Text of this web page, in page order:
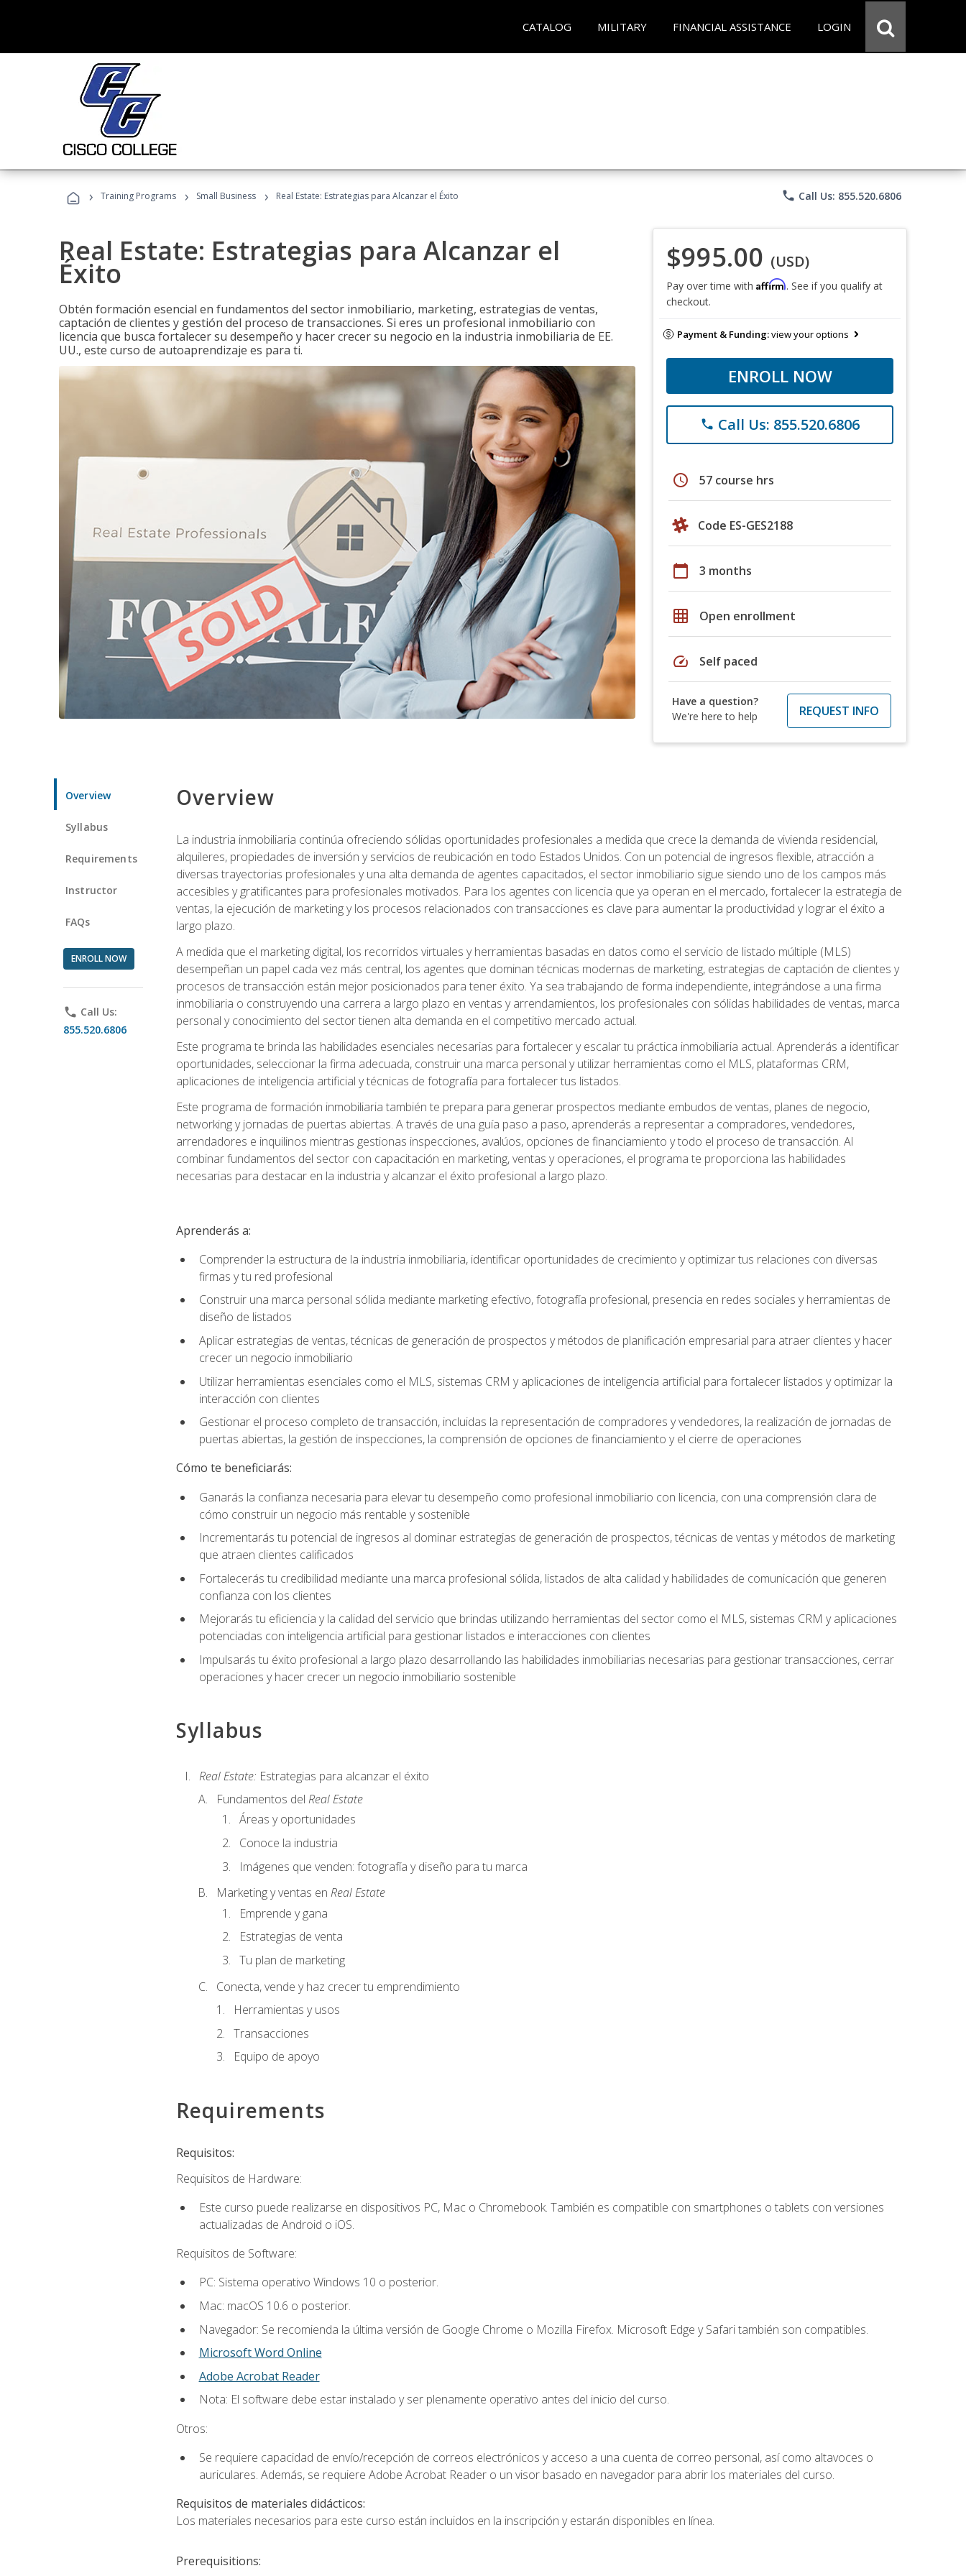
CATALOG MILITARY FINANCIAL ASSISTANCE LOGIN
› Training Programs › Small Business › Real Estate: Estrategias para Alcanzar el Éxito phone Call Us: 855.520.6806
Real Estate: Estrategias para Alcanzar el
Éxito
Obtén formación esencial en fundamentos del sector inmobiliario, marketing, estrategias de ventas,
captación de clientes y gestión del proceso de transacciones. Si eres un profesional inmobiliario con
licencia que busca fortalecer su desempeño y hacer crecer su negocio en la industria inmobiliaria de EE.
UU., este curso de autoaprendizaje es para ti.
$995.00 (USD)
Pay over time with Affirm. See if you qualify at
checkout.
Payment & Funding:view your options
ENROLL NOW
phone Call Us: 855.520.6806
schedule 57 course hrs
Code ES-GES2188
calendar_today 3 months
grid_on Open enrollment
speed Self paced
Have a question?
We're here to help
REQUEST INFO
Overview
Syllabus
Requirements
Instructor
FAQs
ENROLL NOW
phone Call Us:
855.520.6806
Overview
La industria inmobiliaria continúa ofreciendo sólidas oportunidades profesionales a medida que crece la demanda de vivienda residencial,
alquileres, propiedades de inversión y servicios de reubicación en todo Estados Unidos. Con un potencial de ingresos flexible, atracción a
diversas trayectorias profesionales y una alta demanda de agentes capacitados, el sector inmobiliario sigue siendo uno de los campos más
accesibles y gratificantes para profesionales motivados. Para los agentes con licencia que ya operan en el mercado, fortalecer la estrategia de
ventas, la ejecución de marketing y los procesos relacionados con transacciones es clave para aumentar la productividad y lograr el éxito a
largo plazo.
A medida que el marketing digital, los recorridos virtuales y herramientas basadas en datos como el servicio de listado múltiple (MLS)
desempeñan un papel cada vez más central, los agentes que dominan técnicas modernas de marketing, estrategias de captación de clientes y
procesos de transacción están mejor posicionados para tener éxito. Ya sea trabajando de forma independiente, integrándose a una firma
inmobiliaria o construyendo una carrera a largo plazo en ventas y arrendamientos, los profesionales con sólidas habilidades de ventas, marca
personal y conocimiento del sector tienen alta demanda en el competitivo mercado actual.
Este programa te brinda las habilidades esenciales necesarias para fortalecer y escalar tu práctica inmobiliaria actual. Aprenderás a identificar
oportunidades, seleccionar la firma adecuada, construir una marca personal y utilizar herramientas como el MLS, plataformas CRM,
aplicaciones de inteligencia artificial y técnicas de fotografía para fortalecer tus listados.
Este programa de formación inmobiliaria también te prepara para generar prospectos mediante embudos de ventas, planes de negocio,
networking y jornadas de puertas abiertas. A través de una guía paso a paso, aprenderás a representar a compradores, vendedores,
arrendadores e inquilinos mientras gestionas inspecciones, avalúos, opciones de financiamiento y todo el proceso de transacción. Al
combinar fundamentos del sector con capacitación en marketing, ventas y operaciones, el programa te proporciona las habilidades
necesarias para destacar en la industria y alcanzar el éxito profesional a largo plazo.
Aprenderás a:
Comprender la estructura de la industria inmobiliaria, identificar oportunidades de crecimiento y optimizar tus relaciones con diversas
firmas y tu red profesional
Construir una marca personal sólida mediante marketing efectivo, fotografía profesional, presencia en redes sociales y herramientas de
diseño de listados
Aplicar estrategias de ventas, técnicas de generación de prospectos y métodos de planificación empresarial para atraer clientes y hacer
crecer un negocio inmobiliario
Utilizar herramientas esenciales como el MLS, sistemas CRM y aplicaciones de inteligencia artificial para fortalecer listados y optimizar la
interacción con clientes
Gestionar el proceso completo de transacción, incluidas la representación de compradores y vendedores, la realización de jornadas de
puertas abiertas, la gestión de inspecciones, la comprensión de opciones de financiamiento y el cierre de operaciones
Cómo te beneficiarás:
Ganarás la confianza necesaria para elevar tu desempeño como profesional inmobiliario con licencia, con una comprensión clara de
cómo construir un negocio más rentable y sostenible
Incrementarás tu potencial de ingresos al dominar estrategias de generación de prospectos, técnicas de ventas y métodos de marketing
que atraen clientes calificados
Fortalecerás tu credibilidad mediante una marca profesional sólida, listados de alta calidad y habilidades de comunicación que generen
confianza con los clientes
Mejorarás tu eficiencia y la calidad del servicio que brindas utilizando herramientas del sector como el MLS, sistemas CRM y aplicaciones
potenciadas con inteligencia artificial para gestionar listados e interacciones con clientes
Impulsarás tu éxito profesional a largo plazo desarrollando las habilidades inmobiliarias necesarias para gestionar transacciones, cerrar
operaciones y hacer crecer un negocio inmobiliario sostenible
Syllabus
Real Estate: Estrategias para alcanzar el éxito
Fundamentos del Real Estate
Áreas y oportunidades
Conoce la industria
Imágenes que venden: fotografía y diseño para tu marca
Marketing y ventas en Real Estate
Emprende y gana
Estrategias de venta
Tu plan de marketing
Conecta, vende y haz crecer tu emprendimiento
Herramientas y usos
Transacciones
Equipo de apoyo
Requirements
Requisitos:
Requisitos de Hardware:
Este curso puede realizarse en dispositivos PC, Mac o Chromebook. También es compatible con smartphones o tablets con versiones
actualizadas de Android o iOS.
Requisitos de Software:
PC: Sistema operativo Windows 10 o posterior.
Mac: macOS 10.6 o posterior.
Navegador: Se recomienda la última versión de Google Chrome o Mozilla Firefox. Microsoft Edge y Safari también son compatibles.
Microsoft Word Online
Adobe Acrobat Reader
Nota: El software debe estar instalado y ser plenamente operativo antes del inicio del curso.
Otros:
Se requiere capacidad de envío/recepción de correos electrónicos y acceso a una cuenta de correo personal, así como altavoces o
auriculares. Además, se requiere Adobe Acrobat Reader o un visor basado en navegador para abrir los materiales del curso.
Requisitos de materiales didácticos:
Los materiales necesarios para este curso están incluidos en la inscripción y estarán disponibles en línea.
Prerequisitions: